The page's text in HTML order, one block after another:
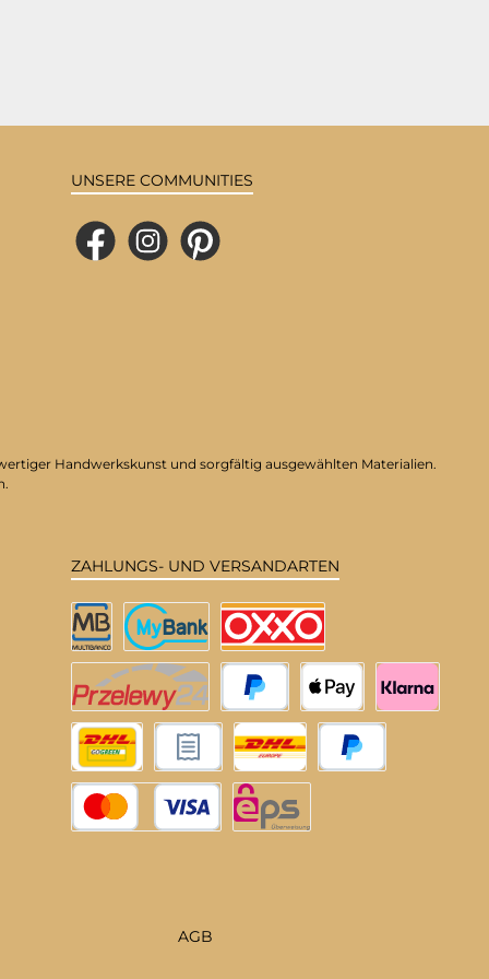
ZAHLUNGS- UND VERSANDARTEN
PayPal Apple Pay Klarna
Rechnungskauf
MultibancoMyBank OXXO
Przelewy24
DHL Deutschland DHL EU
Handwerkskunst und sorgfältig ausgewählten Materialien.
UNSERE COMMUNITIES
FacebookInstagramPinterest
AGB